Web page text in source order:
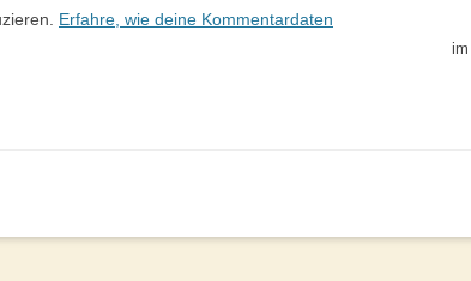
Erfahre, wie deine Kommentardaten